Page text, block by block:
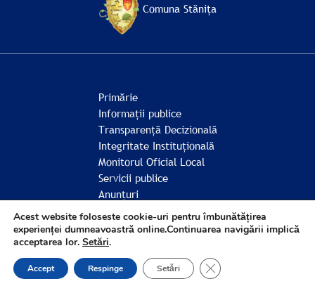
Comuna Stănița
Primărie
Informații publice
Transparență Decizională
Integritate Instituțională
Monitorul Oficial Local
Servicii publice
Anunțuri
Comunitate
© Comuna Stănița 2026
Acest website foloseste cookie-uri pentru îmbunătățirea
experienței dumneavoastră online.Continuarea navigării implică
acceptarea lor. Setări.
Accept Respinge Setări CLOSE GDPR